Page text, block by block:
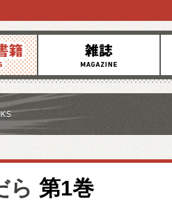
雑誌 お
ら 第1巻